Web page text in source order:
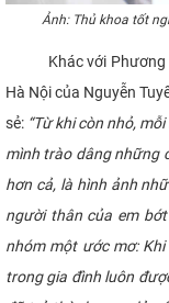
Ảnh: Thủ khoa tốt
Khác với Phương
Hà Nội của Nguyễn
sẻ: “Từ khi còn nhỏ,
mình trào dâng những
hơn cả, là hình ảnh
người thân của em
nhóm một ước mơ:
trong gia đình luôn